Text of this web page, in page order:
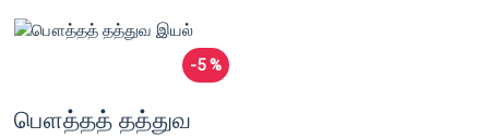
-5 %
பௌத்தத் தத்துவ